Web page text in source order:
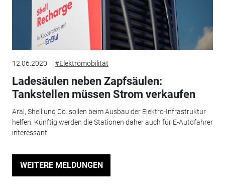
12.06.2020 #Elektromobilität
Ladesäulen neben Zapfsäulen:
Tankstellen müssen Strom verkaufen
Aral, Shell und Co. sollen beim Ausbau der Elektro-Infrastruktur
helfen. Künftig werden die Stationen daher auch für E-Autofahrer
interessant.
WEITERE MELDUNGEN